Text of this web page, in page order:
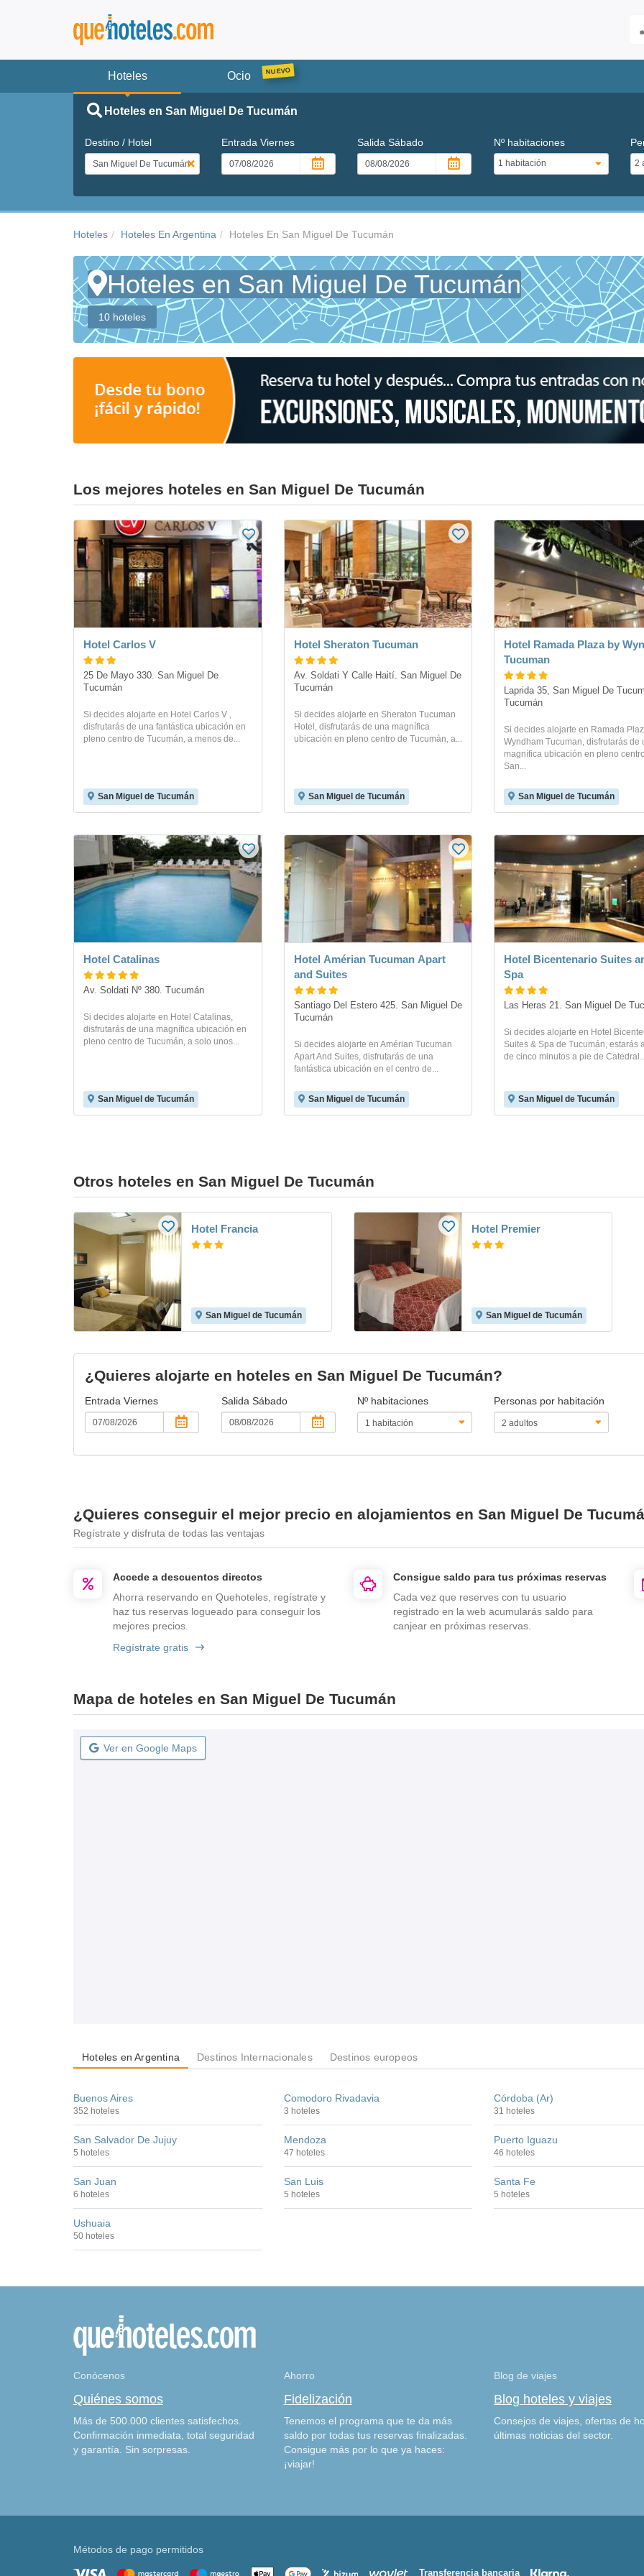
Hoteles Ocio
Hoteles en San Miguel De Tucumán
Destino / Hotel Entrada Viernes SalidaSábado Nº habitaciones
Hoteles Hoteles En Argentina Hoteles En San Miguel De Tucumán
Hoteles en San Miguel De Tucumán
10 hoteles
Los mejores hoteles en San Miguel De Tucumán
Hotel Carlos V
25 De Mayo 330. San Miguel De
Tucumán
Si decides alojarte en Hotel Carlos V ,
disfrutarás de una fantástica ubicación en
pleno centro de Tucumán, a menos de...
San Miguel de Tucumán
Hotel Sheraton Tucuman
Av. Soldati Y Calle Haití. San Miguel De
Tucumán
Si decides alojarte en Sheraton Tucuman
Hotel, disfrutarás de una magnífica
ubicación en pleno centro de Tucumán, a...
San Miguel de Tucumán
Hotel Ramada Plaza by
Tucuman
Laprida 35, San Miguel De
Tucumán
Si decides alojarte en Ramada
Wyndham Tucuman, disfrutarás de
magnífica ubicación en pleno
San...
San Miguel de Tucumán
Hotel Catalinas
Av. Soldati Nº 380. Tucumán
Si decides alojarte en Hotel Catalinas,
disfrutarás de una magnífica ubicación en
pleno centro de Tucumán, a solo unos...
San Miguel de Tucumán
Hotel Amérian Tucuman Apart
and Suites
Santiago Del Estero 425. San Miguel De
Tucumán
Si decides alojarte en Amérian Tucuman
Apart And Suites, disfrutarás de una
fantástica ubicación en el centro de...
San Miguel de Tucumán
Hotel Bicentenario Suites
Spa
Las Heras 21. San Miguel De
Si decides alojarte en Hotel
Suites & Spa de Tucumán, estarás
de cinco minutos a pie de
San Miguel de Tucumán
Otros hoteles en San Miguel De Tucumán
Hotel Francia
San Miguel de Tucumán
Hotel Premier
San Miguel de Tucumán
¿Quieres alojarte en hoteles en San Miguel De Tucumán?
Entrada Viernes Salida Sábado Nº habitaciones
Personas por habitación
¿Quieres conseguir el mejor precio en alojamientos en San Miguel De
Regístrate y disfruta de todas las ventajas
Accede a descuentos directos
Ahorra reservando en Quehoteles, regístrate y
haz tus reservas logueado para conseguir los
mejores precios.
Regístrate gratis
Consigue saldo para tus próximas reservas
Cada vez que reserves con tu usuario
registrado en la web acumularás saldo para
canjear en próximas reservas.
Mapa de hoteles en San Miguel De Tucumán
Ver en Google Maps
Hoteles en Argentina Destinos Internacionales Destinos europeos
Buenos Aires
352 hoteles
Comodoro Rivadavia
3 hoteles
Córdoba (Ar)
31 hoteles
San Salvador De Jujuy
5 hoteles
Mendoza
47 hoteles
Puerto Iguazu
46 hoteles
San Juan
6 hoteles
San Luis
5 hoteles
Santa Fe
5 hoteles
Ushuaia
50 hoteles
Conócenos
Quiénes somos
Más de 500.000 clientes satisfechos.
Confirmación inmediata, total seguridad
y garantía. Sin sorpresas.
Ahorro
Fidelización
Tenemos el programa que te da más
saldo por todas tus reservas finalizadas.
Consigue más por lo que ya haces:
¡viajar!
Blog de viajes
Blog hoteles y viajes
Consejos de viajes, ofertas de
últimas noticias del sector.
Métodos de pago permitidos
Transferencia bancaria